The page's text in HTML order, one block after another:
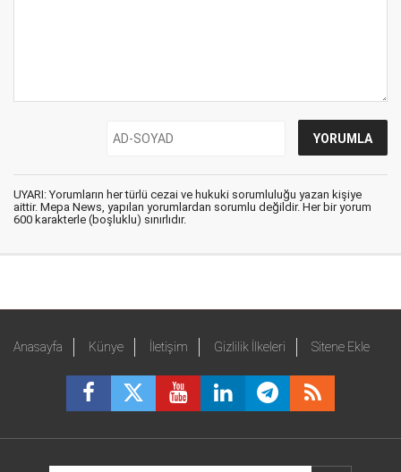
UYARI: Yorumların her türlü cezai ve hukuki sorumluluğu yazan kişiye
aittir. Mepa News, yapılan yorumlardan sorumlu değildir. Her bir yorum
600 karakterle (boşluklu) sınırlıdır.
Anasayfa Künye İletişim Gizlilik İlkeleri Sitene Ekle